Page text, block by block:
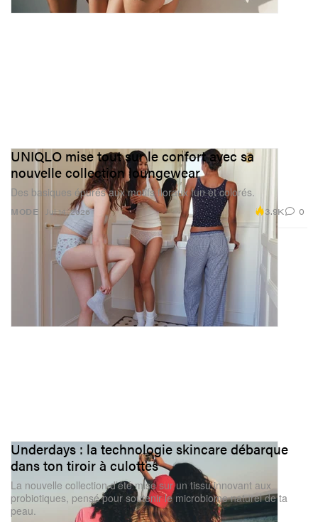
MODE
UNIQLO mise tout sur le confort avec sa
nouvelle collection loungewear
Des basiques épurés aux motifs floraux fun et colorés.
Jul 14, 2026 3.9K 0
Underdays : la technologie skincare débarque
dans ton tiroir à culottes
La nouvelle collection d’été mise sur un tissu innovant aux
probiotiques, pensé pour soutenir le microbiome naturel de ta
peau.